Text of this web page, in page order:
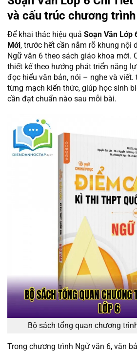
và cấu trúc chương trình
Để khai thác hiệu quả Soạn Văn Lớp
Mới, trước hết cần nắm rõ khung nội
Ngữ văn 6 theo sách giáo khoa mới.
thiết kế theo hướng phát triển năng
đọc hiểu văn bản, nói – nghe và viết.
từng mạch kiến thức, giúp học sinh
cần đạt chuẩn nào sau mỗi bài.
Bộ sách tổng quan chương
Trong chương trình Ngữ văn 6, văn